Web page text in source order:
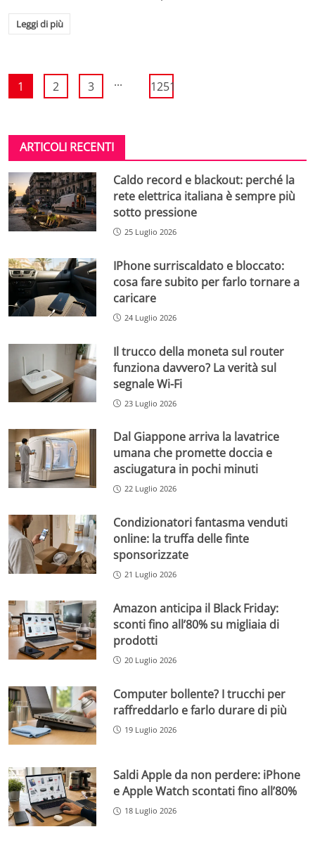
Leggi di più
1 2 3 ... 1251
ARTICOLI RECENTI
Caldo record e blackout: perché la
rete elettrica italiana è sempre più
sotto pressione
25 Luglio 2026
IPhone surriscaldato e bloccato:
cosa fare subito per farlo tornare a
caricare
24 Luglio 2026
Il trucco della moneta sul router
funziona davvero? La verità sul
segnale Wi-Fi
23 Luglio 2026
Dal Giappone arriva la lavatrice
umana che promette doccia e
asciugatura in pochi minuti
22 Luglio 2026
Condizionatori fantasma venduti
online: la truffa delle finte
sponsorizzate
21 Luglio 2026
Amazon anticipa il Black Friday:
sconti fino all’80% su migliaia di
prodotti
20 Luglio 2026
Computer bollente? I trucchi per
raffreddarlo e farlo durare di più
19 Luglio 2026
Saldi Apple da non perdere: iPhone
e Apple Watch scontati fino all’80%
18 Luglio 2026